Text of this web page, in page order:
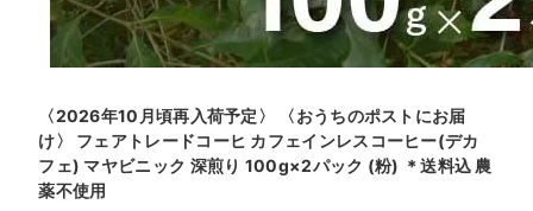
〈2026年10月頃再入荷予定〉 〈おうちのポストにお届
け〉 フェアトレードコーヒ カフェインレスコーヒー(デカ
フェ) マヤビニック 深煎り 100g×2パック (粉) ＊送料込 農
薬不使用